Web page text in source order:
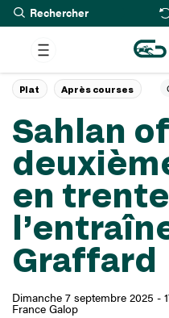
Rechercher
Sahlan
en
Graffard
Dimanche 7 septembre 2025 -
France Galop
Plat Après courses